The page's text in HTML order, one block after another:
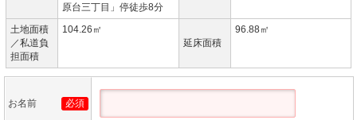
原台三丁目」停徒歩8分
土地面積
／私道負
担面積
104.26㎡
延床面積
96.88㎡
お名前 必須